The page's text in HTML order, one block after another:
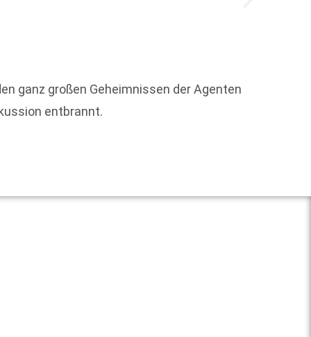
ganz großen Geheimnissen der Agenten
entbrannt.